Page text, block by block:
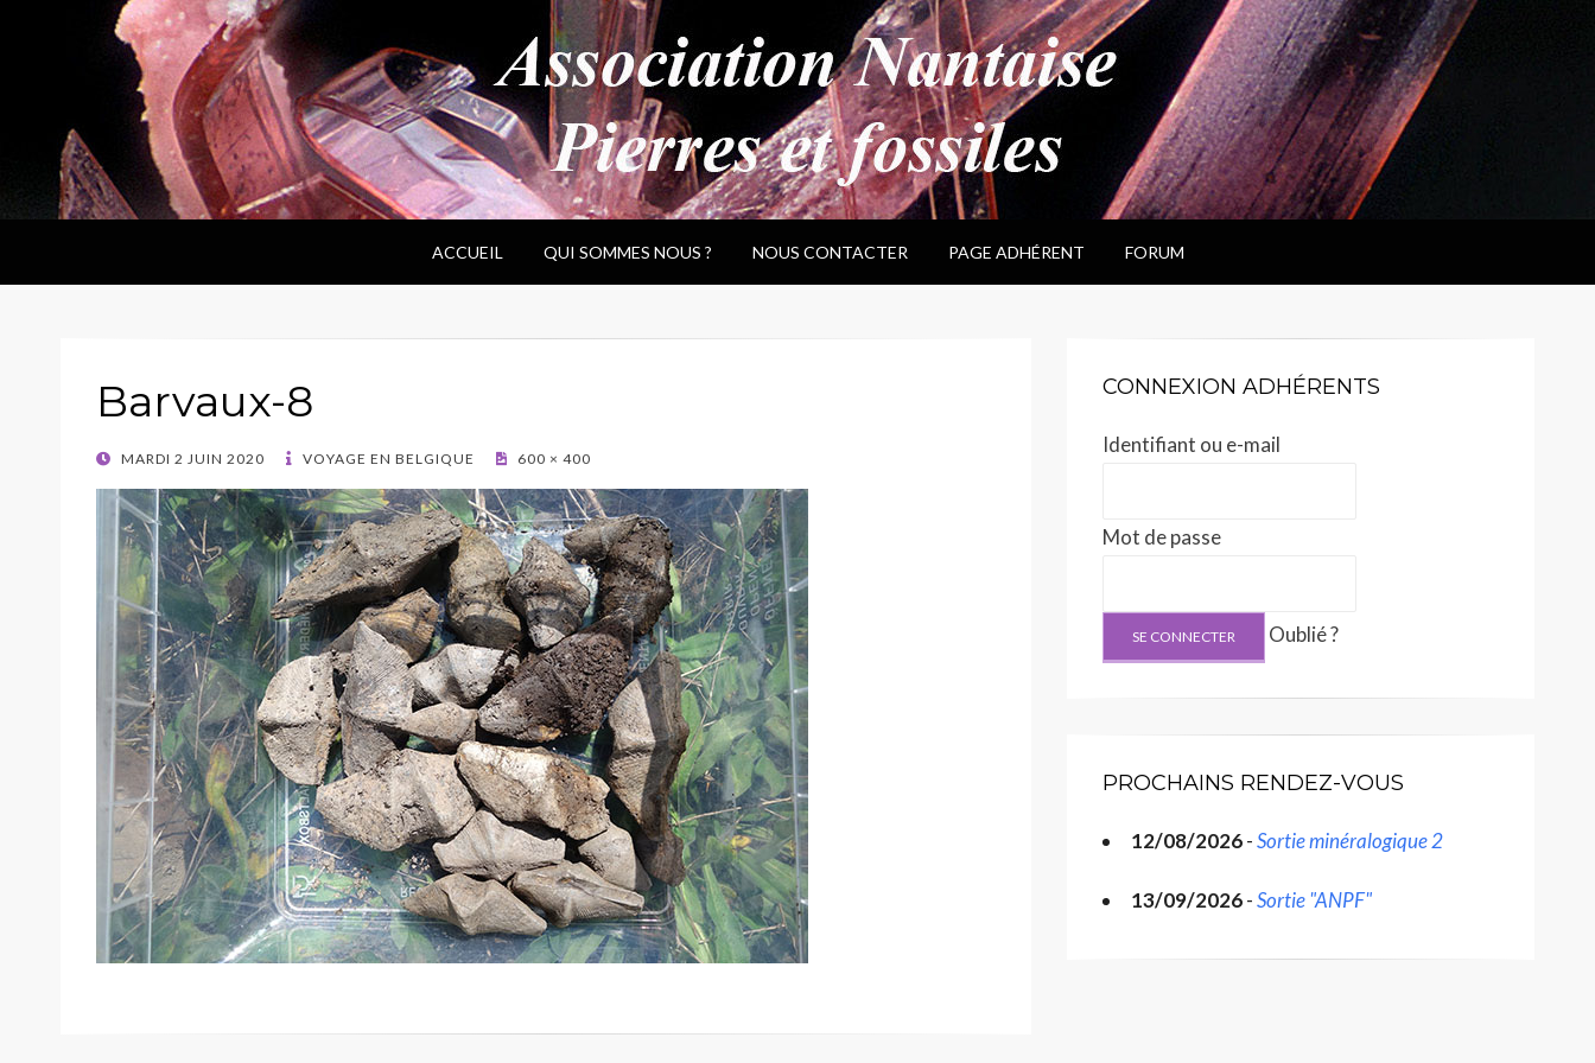
ANPF
Association Nantaise Pierres et Fossiles
ACCUEIL QUI SOMMES NOUS ? NOUS CONTACTER PAGE ADHÉRENT FORUM
Barvaux-8
POSTED
MARDI 2 JUIN 2020 VOYAGE EN BELGIQUE 600 × 400
CONNEXION ADHÉRENTS
Identifiant ou e-mail
Mot de passe
Oublié ?
PROCHAINS RENDEZ-VOUS
12/08/2026-Sortie minéralogique 2
13/09/2026-Sortie "ANPF"